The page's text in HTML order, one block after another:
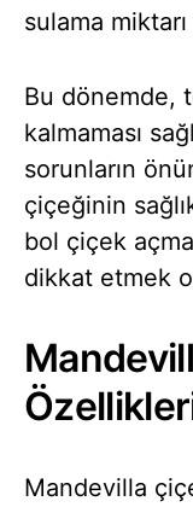
sulama miktarı
Bu dönemde,
kalmaması
sorunların
çiçeğinin
bol çiçek
dikkat etmek
Mandevilla